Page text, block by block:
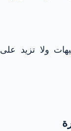
ولا تزيد على